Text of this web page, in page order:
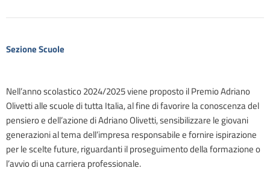
Sezione Scuole
Nell’anno scolastico 2024/2025 viene proposto il Premio Adriano
Olivetti alle scuole di tutta Italia, al fine di favorire la conoscenza del
pensiero e dell’azione di Adriano Olivetti, sensibilizzare le giovani
generazioni al tema dell’impresa responsabile e fornire ispirazione
per le scelte future, riguardanti il proseguimento della formazione o
l’avvio di una carriera professionale.